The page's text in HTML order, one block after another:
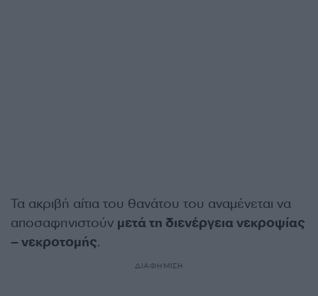
Τα ακριβή αίτια του θανάτου του αναμένεται να
αποσαφηνιστούν μετά τη διενέργεια νεκροψίας
– νεκροτομής.
ΔΙΑΦΗΜΙΣΗ